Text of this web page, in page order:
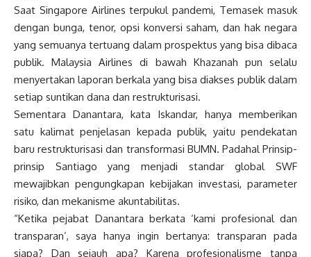
Saat Singapore Airlines terpukul pandemi, Temasek masuk
dengan bunga, tenor, opsi konversi saham, dan hak negara
yang semuanya tertuang dalam prospektus yang bisa dibaca
publik. Malaysia Airlines di bawah Khazanah pun selalu
menyertakan laporan berkala yang bisa diakses publik dalam
setiap suntikan dana dan restrukturisasi.
Sementara Danantara, kata Iskandar, hanya memberikan
satu kalimat penjelasan kepada publik, yaitu pendekatan
baru restrukturisasi dan transformasi BUMN. Padahal Prinsip-
prinsip Santiago yang menjadi standar global SWF
mewajibkan pengungkapan kebijakan investasi, parameter
risiko, dan mekanisme akuntabilitas.
“Ketika pejabat Danantara berkata ‘kami profesional dan
transparan’, saya hanya ingin bertanya: transparan pada
siapa? Dan sejauh apa? Karena profesionalisme tanpa